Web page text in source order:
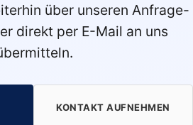
über unseren Anfrage-
direkt per E-Mail an uns
KONTAKT AUFNEHMEN